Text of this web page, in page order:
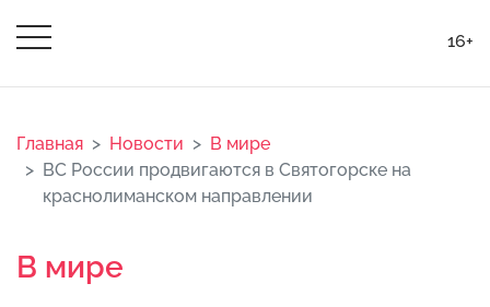
16+
Главная Новости
В мире
ВС России продвигаются в Святогорске на
краснолиманском направлении
В мире